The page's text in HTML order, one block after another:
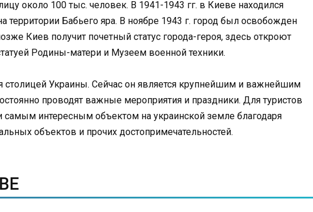
около 100 тыс. человек. В 1941-1943 гг. в Киеве находился
территории Бабьего яра. В ноябре 1943 г. город был освобожден
Киев получит почетный статус города-героя, здесь откроют
Родины-матери и Музеем военной техники.
столицей Украины. Сейчас он является крупнейшим и важнейшим
проводят важные мероприятия и праздники. Для туристов
самым интересным объектом на украинской земле благодаря
объектов и прочих достопримечательностей.